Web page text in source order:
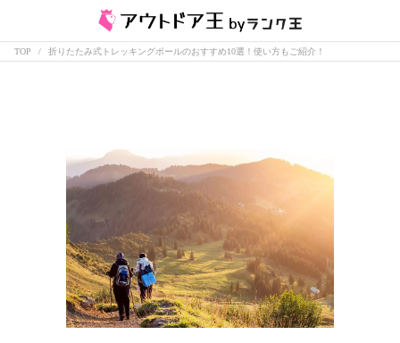
TOP 折りたたみ式トレッキングポールのおすすめ10選！使い方もご紹介！